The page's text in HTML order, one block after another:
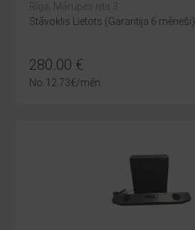
Rīga, Mārupes iela 3
Stāvoklis Lietots (Garantija 6 mēneši)
280.00 €
No 12.73€/mēn.